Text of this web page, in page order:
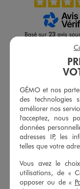
Basé sur 23 avis
Voir tous les avis
3étoiles
2étoiles
1étoile
Trier les avis
GÉMO et nos
des technologies
améliorer nos
l'acceptez, nous
données
adresses IP, les
telles que votre
Vous avez le
utilisations, de «
opposer ou de «